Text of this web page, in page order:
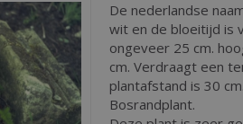
De nederlandse
wit en de bloeitijd is
ongeveer 25 cm.
cm. Verdraagt een
plantafstand is 30
Bosrandplant.